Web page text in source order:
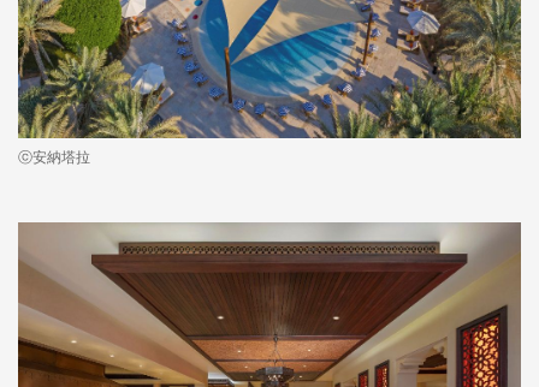
ⓒ安納塔拉